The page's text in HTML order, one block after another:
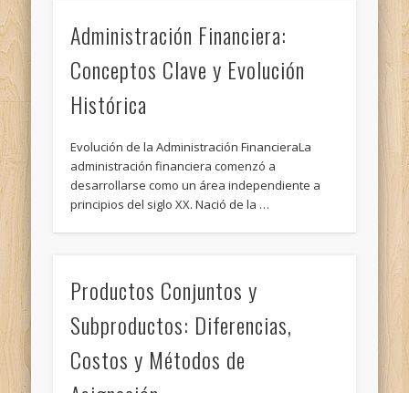
Administración Financiera:
Conceptos Clave y Evolución
Histórica
Evolución de la Administración FinancieraLa
administración financiera comenzó a
desarrollarse como un área independiente a
principios del siglo XX. Nació de la …
Productos Conjuntos y
Subproductos: Diferencias,
Costos y Métodos de